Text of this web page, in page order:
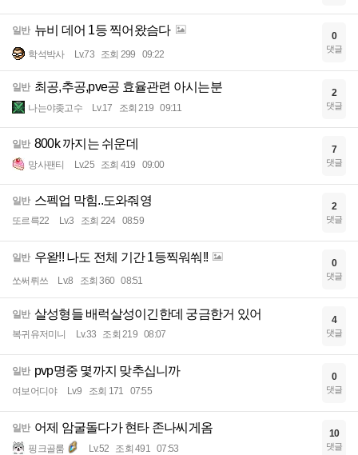
일반 뉴비 데어 1등 찍어왔슴다
학석박사 Lv.73 조회 299 09:22
0
댓글
일반 최공,추공,pve공 효율관련 아시는분
나는야좆고수 Lv.17 조회 219 09:11
2
댓글
일반 800k 까지는 쉬운데
망사팬티 Lv.25 조회 419 09:00
7
댓글
일반 스펙업 막힘..도와줘영
또르륵22 Lv.3 조회 224 08:59
2
댓글
일반 우왇!! 나도 전체 기간 1등찍워쒀!!
쏘써뤼쓰 Lv.8 조회 360 08:51
0
댓글
일반 살성형들 배럭살성이긴한데 궁금한거 있어
복귀유저미니 Lv.33 조회 219 08:07
4
댓글
일반 pvp명중 몇까지 맞추십니까
여보어디야 Lv.9 조회 171 07:55
0
댓글
일반 어제 암굴돌다가 현타 존나씨게옴
핑크골룸 Lv.52 조회 491 07:53
10
댓글